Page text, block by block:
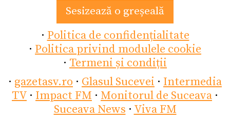
Sesizează o greșeală
· Politica de confidențialitate
· Politica privind modulele cookie
· Termeni și condiții
· gazetasv.ro · Glasul Sucevei · Intermedia
TV · Impact FM · Monitorul de Suceava ·
Suceava News · Viva FM